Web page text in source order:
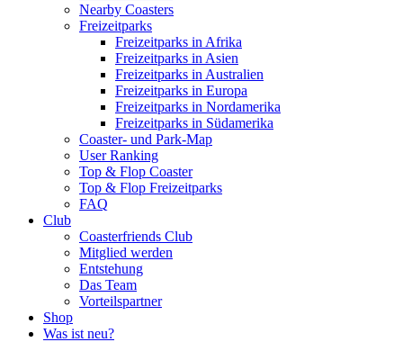
Nearby Coasters
Freizeitparks
Freizeitparks in Afrika
Freizeitparks in Asien
Freizeitparks in Australien
Freizeitparks in Europa
Freizeitparks in Nordamerika
Freizeitparks in Südamerika
Coaster- und Park-Map
User Ranking
Top & Flop Coaster
Top & Flop Freizeitparks
FAQ
Club
Coasterfriends Club
Mitglied werden
Entstehung
Das Team
Vorteilspartner
Shop
Was ist neu?